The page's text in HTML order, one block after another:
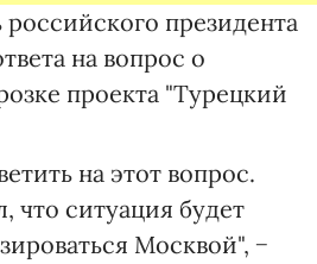
президента
на вопрос о
проекта "Турецкий
на этот вопрос.
что ситуация будет
Москвой", −